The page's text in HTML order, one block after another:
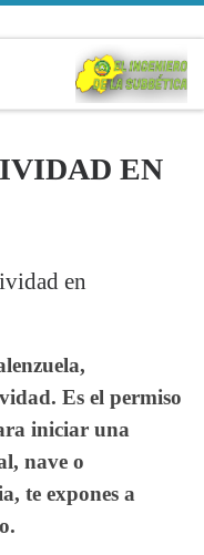
EN
en
Es el permiso
iniciar una
nave o
te expones a